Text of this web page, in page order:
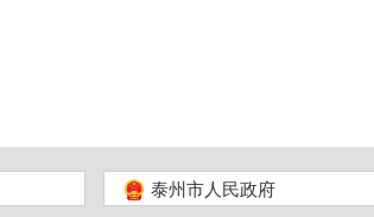
泰州市人民政府